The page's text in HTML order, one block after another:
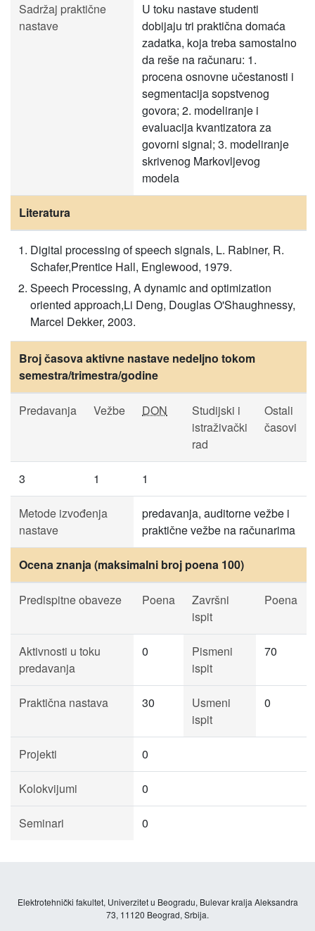
Sadržaj praktične
nastave
U toku nastave studenti
dobijaju tri praktična domaća
zadatka, koja treba samostalno
da reše na računaru: 1.
procena osnovne učestanosti i
segmentacija sopstvenog
govora; 2. modeliranje i
evaluacija kvantizatora za
govorni signal; 3. modeliranje
skrivenog Markovljevog
modela
Literatura
Digital processing of speech signals, L. Rabiner, R.
Schafer,Prentice Hall, Englewood, 1979.
Speech Processing, A dynamic and optimization
oriented approach,Li Deng, Douglas O'Shaughnessy,
Marcel Dekker, 2003.
Broj časova aktivne nastave nedeljno tokom
semestra/trimestra/godine
Predavanja Vežbe DON
Studijski i
istraživački
rad
Ostali
časovi
3 1 1
Metode izvođenja
nastave
predavanja, auditorne vežbe i
praktične vežbe na računarima
Ocena znanja (maksimalni broj poena 100)
Predispitne obaveze Poena
Završni
ispit
Poena
Aktivnosti u toku
predavanja
0
Pismeni
ispit
70
Praktična nastava 30
Usmeni
ispit
0
Projekti 0
Kolokvijumi 0
Seminari 0
Elektrotehnički fakultet, Univerzitet u Beogradu, Bulevar kralja Aleksandra
73, 11120 Beograd, Srbija.